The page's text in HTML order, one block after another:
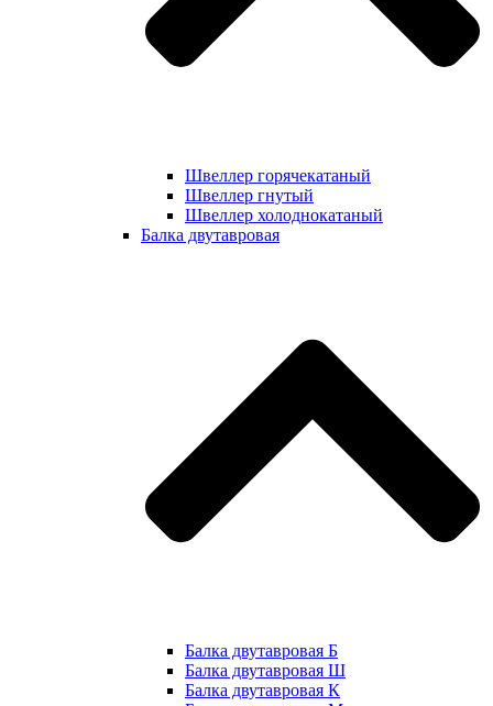
Швеллер горячекатаный
Швеллер гнутый
Швеллер холоднокатаный
Балка двутавровая
Балка двутавровая Б
Балка двутавровая Ш
Балка двутавровая К